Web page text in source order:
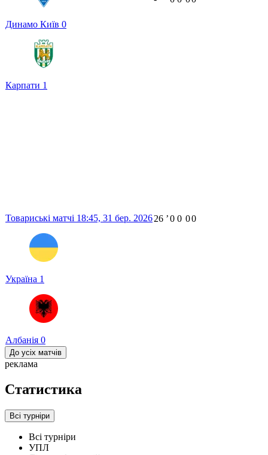
Динамо Київ 0
Карпати 1
Товариські матчі 18:45, 31 бер. 2026
Україна 1
Албанія 0
26 ʼ0 0 00
До усіх матчів
реклама
Статистика
Всі турніри
Всі турніри
УПЛ